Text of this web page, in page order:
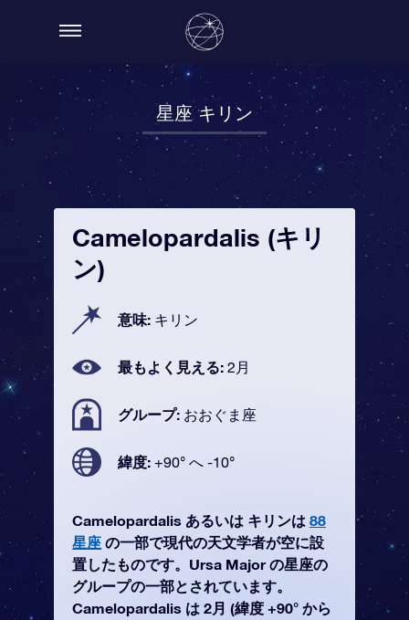
星座 キリン
Camelopardalis (キリ
ン)
意味: キリン
最もよく見える: 2月
グループ: おおぐま座
緯度: +90° へ -10°
Camelopardalis あるいは キリンは 88
星座 の一部で現代の天文学者が空に設
置したものです。Ursa Major の星座の
グループの一部とされています。
Camelopardalis は 2月 (緯度 +90° から